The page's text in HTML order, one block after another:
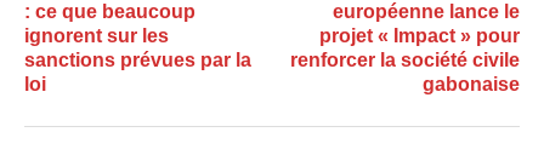
: ce que beaucoup
ignorent sur les
sanctions prévues par la
loi
européenne lance le
projet « Impact » pour
renforcer la société civile
gabonaise